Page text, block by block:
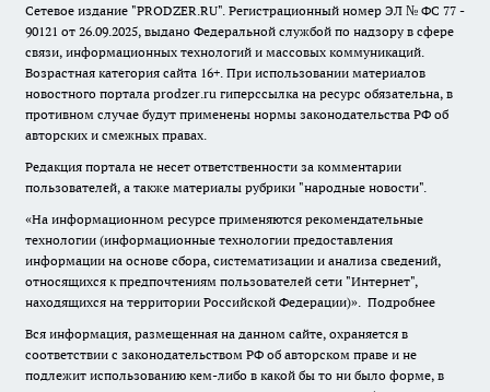
Сетевое издание "PRODZER.RU". Регистрационный номер ЭЛ № ФС 77 -
90121 от 26.09.2025, выдано Федеральной службой по надзору в сфере
связи, информационных технологий и массовых коммуникаций.
Возрастная категория сайта 16+. При использовании материалов
новостного портала prodzer.ru гиперссылка на ресурс обязательна, в
противном случае будут применены нормы законодательства РФ об
авторских и смежных правах.
Редакция портала не несет ответственности за комментарии
пользователей, а также материалы рубрики "народные новости".
«На информационном ресурсе применяются рекомендательные
технологии (информационные технологии предоставления
информации на основе сбора, систематизации и анализа сведений,
относящихся к предпочтениям пользователей сети "Интернет",
находящихся на территории Российской Федерации)». Подробнее
Вся информация, размещенная на данном сайте, охраняется в
соответствии с законодательством РФ об авторском праве и не
подлежит использованию кем-либо в какой бы то ни было форме, в